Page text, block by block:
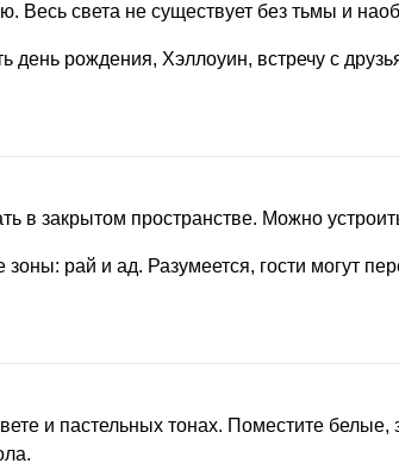
света не существует без тьмы и
рождения, Хэллоуин, встречу с
в закрытом пространстве. Можно
рай и ад. Разумеется, гости могут
и пастельных тонах. Поместите